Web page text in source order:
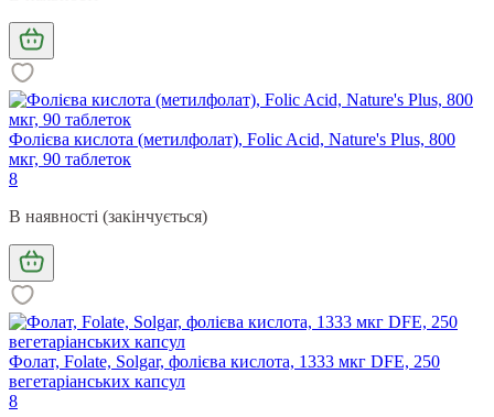
Фолієва кислота (метилфолат), Folic Acid, Nature's Plus, 800
мкг, 90 таблеток
8
В наявності (закінчується)
Фолат, Folate, Solgar, фолієва кислота, 1333 мкг DFE, 250
вегетаріанських капсул
8